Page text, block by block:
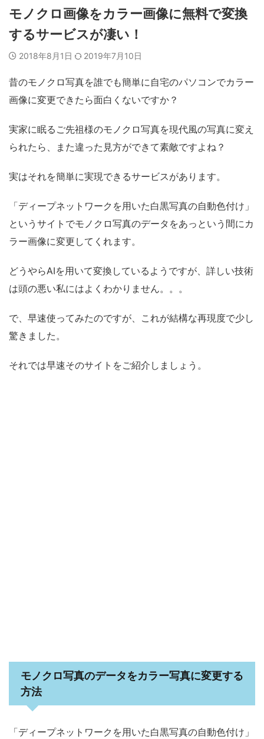
モノクロ画像をカラー画像に無料で変換
するサービスが凄い！
2018年8月1日 2019年7月10日
昔のモノクロ写真を誰でも簡単に自宅のパソコンでカラー
画像に変更できたら面白くないですか？
実家に眠るご先祖様のモノクロ写真を現代風の写真に変え
られたら、また違った見方ができて素敵ですよね？
実はそれを簡単に実現できるサービスがあります。
「ディープネットワークを用いた白黒写真の自動色付け」
というサイトでモノクロ写真のデータをあっという間にカ
ラー画像に変更してくれます。
どうやらAIを用いて変換しているようですが、詳しい技術
は頭の悪い私にはよくわかりません。。。
で、早速使ってみたのですが、これが結構な再現度で少し
驚きました。
それでは早速そのサイトをご紹介しましょう。
モノクロ写真のデータをカラー写真に変更する
方法
「ディープネットワークを用いた白黒写真の自動色付け」